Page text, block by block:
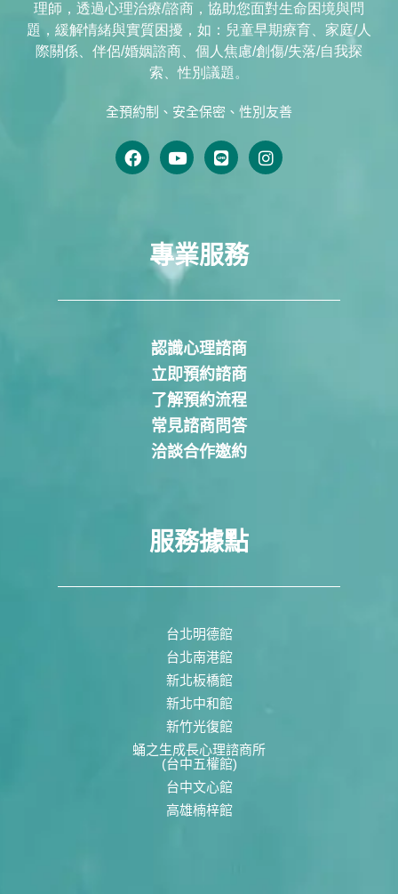
理師，透過心理治療/諮商，協助您面對生命困境與問
題，緩解情緒與實質困擾，如：兒童早期療育、家庭/人
際關係、伴侶/婚姻諮商、個人焦慮/創傷/失落/自我探
索、性別議題。
全預約制、安全保密、性別友善
專業服務
認識心理諮商
立即預約諮商
了解預約流程
常見諮商問答
洽談合作邀約
服務據點
台北明德館
台北南港館
新北板橋館
新北中和館
新竹光復館
蛹之生成長心理諮商所
(台中五權館)
台中文心館
高雄楠梓館